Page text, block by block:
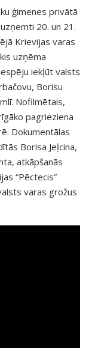
ģimenes privātā
20. un 21.
Krievijas varas
uzņēma
iekļūt valsts
Borisu
Nofilmētais,
pagrieziena
Dokumentālas
Borisa Jeļcina,
atkāpšanās
“Pēctecis”
varas grožus